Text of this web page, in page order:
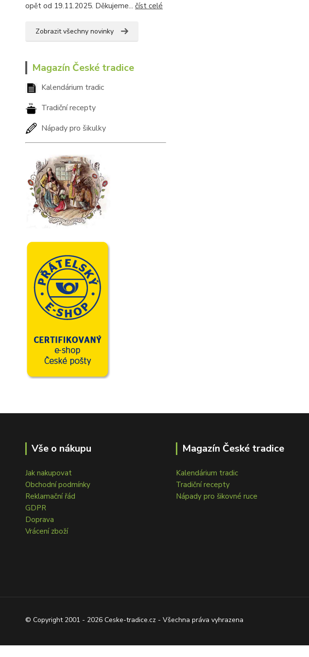
opět od 19.11.2025. Děkujeme... číst celé
Zobrazit všechny novinky
Magazín České tradice
Kalendárium tradic
Tradiční recepty
Nápady pro šikulky
Vše o nákupu
Jak nakupovat
Obchodní podmínky
Reklamační řád
GDPR
Doprava
Vrácení zboží
Magazín České tradice
Kalendárium tradic
Tradiční recepty
Nápady pro šikovné ruce
© Copyright 2001 - 2026 Ceske-tradice.cz - Všechna práva vyhrazena